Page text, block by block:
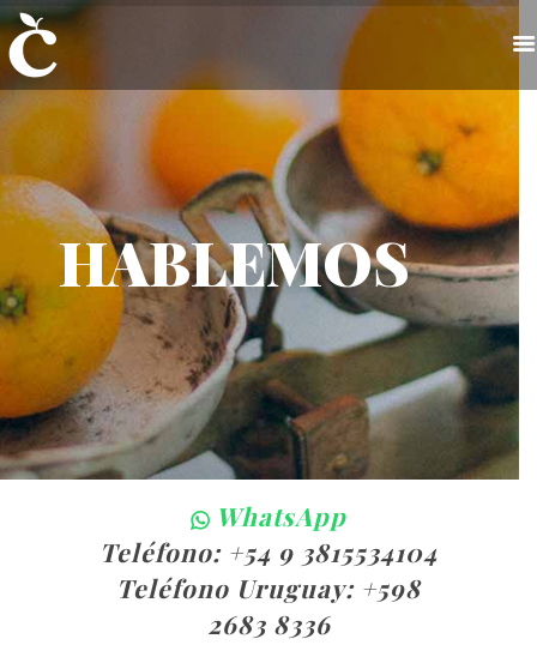
SOMOS CITRIC
NUESTROS PRODUCTOS
HABLEMOS
VENDER NUESTROS
PRODUCTOS
HABLEMOS
WhatsApp
Teléfono:+54 9 3815534104
Teléfono Uruguay:+598
2683 8336